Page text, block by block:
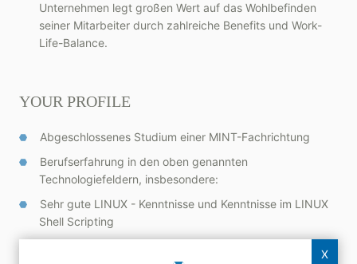
X
Unternehmen legt großen Wert auf das Wohlbefinden
seiner Mitarbeiter durch zahlreiche Benefits und Work-
Life-Balance.
YOUR PROFILE
Abgeschlossenes Studium einer MINT-Fachrichtung
Berufserfahrung in den oben genannten
Technologiefeldern, insbesondere:
Sehr gute LINUX - Kenntnisse und Kenntnisse im LINUX
Shell Scripting